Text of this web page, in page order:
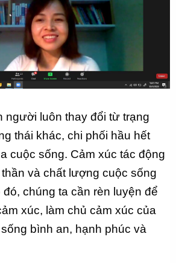
người luôn thay đổi từ trạng
thái khác, chi phối hầu hết
cuộc sống. Cảm xúc tác động
và chất lượng cuộc sống
chúng ta cần rèn luyện để
xúc, làm chủ cảm xúc của
bình an, hạnh phúc và